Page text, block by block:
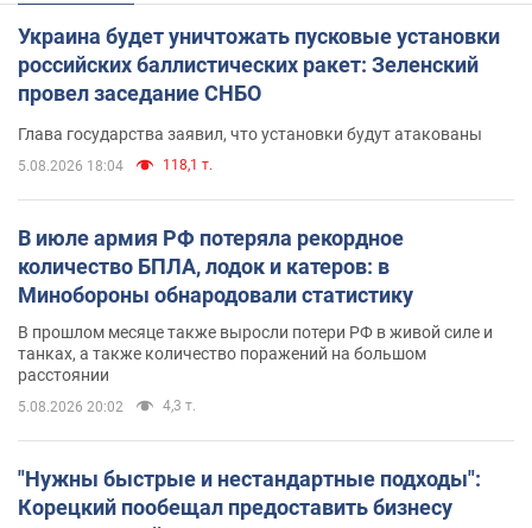
Украина будет уничтожать пусковые установки
российских баллистических ракет: Зеленский
провел заседание СНБО
Глава государства заявил, что установки будут атакованы
5.08.2026 18:04 118,1 т.
В июле армия РФ потеряла рекордное
количество БПЛА, лодок и катеров: в
Минобороны обнародовали статистику
В прошлом месяце также выросли потери РФ в живой силе и
танках, а также количество поражений на большом
расстоянии
5.08.2026 20:02 4,3 т.
"Нужны быстрые и нестандартные подходы":
Корецкий пообещал предоставить бизнесу